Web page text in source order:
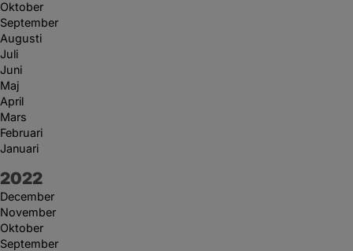
Oktober
September
Augusti
Juli
Juni
Maj
April
Mars
Februari
Januari
År:
2022
December
November
Oktober
September